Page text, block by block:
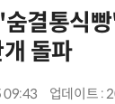
결통식
돌파
09:43 업데이트 :